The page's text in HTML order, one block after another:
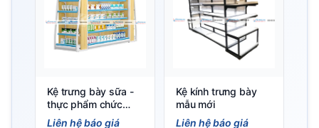
Kệ trưng bày sữa -
thực phẩm chức
năng
Liên hệ báo giá
Kệ kính trưng bày
mẫu mới
Liên hệ báo giá